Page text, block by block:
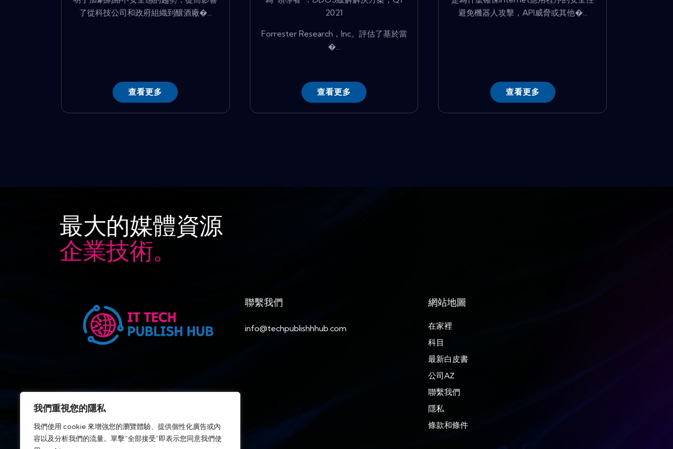
我們重視您的隱私
我們使用 cookie 來增強您的瀏覽體驗、提供個性化廣告或內
容以及分析我們的流量。單擊“全部接受”即表示您同意我們使
了從科技公司和政府組織到釀酒廠�...
查看更多
2021
Forrester Research，Inc。評估了基於當
�...
查看更多
避免機器人攻擊，API威脅或其他�...
查看更多
最大的媒體資源
企業技術。
聯繫我們
info@techpublishhhub.com
網站地圖
在家裡
科目
最新白皮書
公司AZ
聯繫我們
隱私
條款和條件